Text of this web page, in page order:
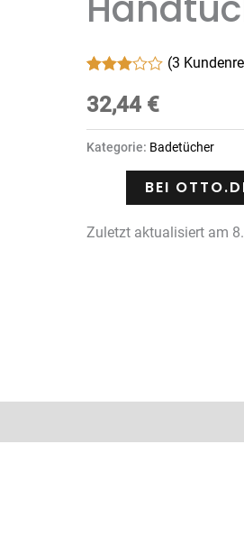
mit
3.00
von 5,
basierend
Kundenbewertungen
(3
32,44 €
Kategorie: Badetücher
BEI
Zuletzt aktualisiert am